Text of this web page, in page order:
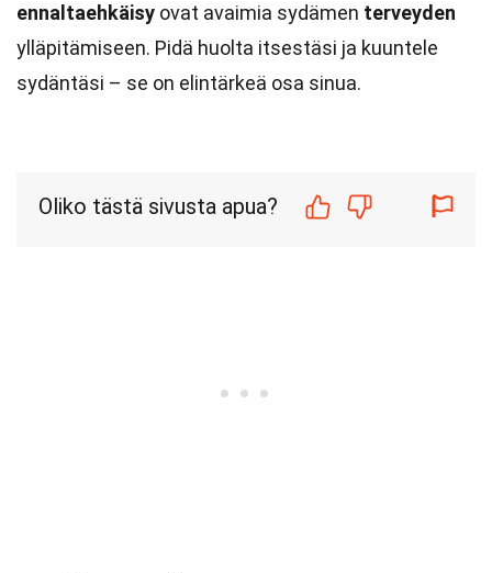
ennaltaehkäisy ovat avaimia sydämen terveyden
ylläpitämiseen. Pidä huolta itsestäsi ja kuuntele
sydäntäsi – se on elintärkeä osa sinua.
Oliko tästä sivusta apua?